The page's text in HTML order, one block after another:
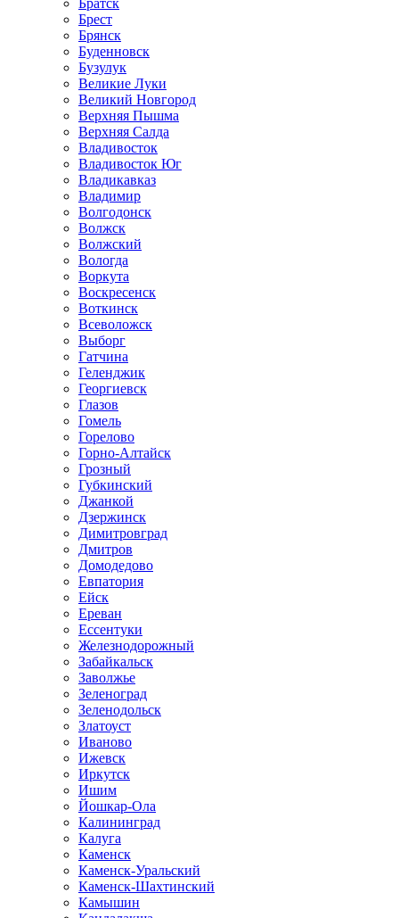
Братск
Брест
Брянск
Буденновск
Бузулук
Великие Луки
Великий Новгород
Верхняя Пышма
Верхняя Салда
Владивосток
Владивосток Юг
Владикавказ
Владимир
Волгодонск
Волжск
Волжский
Вологда
Воркута
Воскресенск
Воткинск
Всеволожск
Выборг
Гатчина
Геленджик
Георгиевск
Глазов
Гомель
Горелово
Горно-Алтайск
Грозный
Губкинский
Джанкой
Дзержинск
Димитровград
Дмитров
Домодедово
Евпатория
Ейск
Ереван
Ессентуки
Железнодорожный
Забайкальск
Заволжье
Зеленоград
Зеленодольск
Златоуст
Иваново
Ижевск
Иркутск
Ишим
Йошкар-Ола
Калининград
Калуга
Каменск
Каменск-Уральский
Каменск-Шахтинский
Камышин